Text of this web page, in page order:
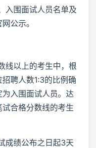
围面试人员名单及
公示。
以上的考生中，根
聘人数1:3的比例确
入围面试人员。达
合格分数线的考生
绩公布之日起3天